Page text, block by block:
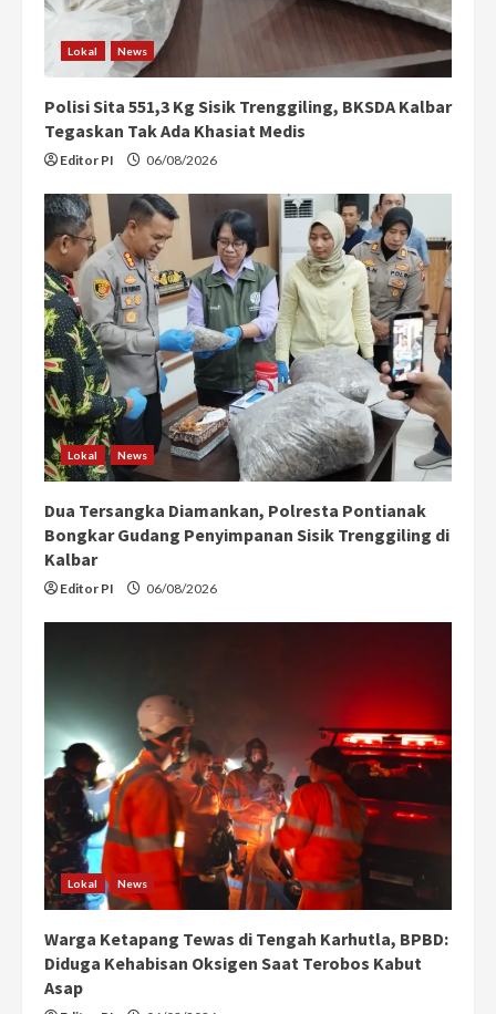
i
n
g
Lokal News
Polisi Sita 551,3 Kg Sisik Trenggiling, BKSDA Kalbar
Tegaskan Tak Ada Khasiat Medis
Editor PI 06/08/2026
Lokal News
Dua Tersangka Diamankan, Polresta Pontianak
Bongkar Gudang Penyimpanan Sisik Trenggiling di
Kalbar
Editor PI 06/08/2026
Lokal News
Warga Ketapang Tewas di Tengah Karhutla, BPBD:
Diduga Kehabisan Oksigen Saat Terobos Kabut
Asap